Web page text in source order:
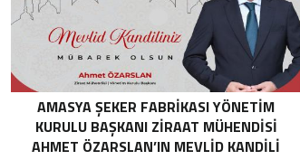
AMASYA ŞEKER FABRIKASI YÖNETIM
KURULU BAŞKANI ZIRAAT MÜHENDISI
AHMET ÖZARSLAN’IN MEVLID KANDILI